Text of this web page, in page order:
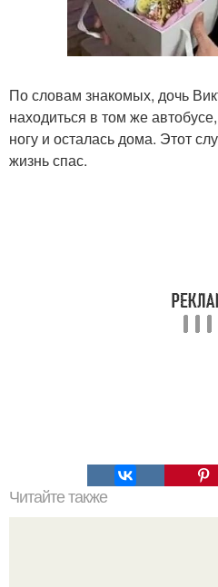
По словам знакомых, дочь
находиться в том же
ногу и осталась дома. Этот
жизнь спас.
Читайте также